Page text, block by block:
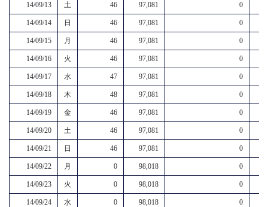
14/09/13 土 46 97,081 0
14/09/14 日 46 97,081 0
14/09/15 月 46 97,081 0
14/09/16 火 46 97,081 0
14/09/17 水 47 97,081 0
14/09/18 木 48 97,081 0
14/09/19 金 46 97,081 0
14/09/20 土 46 97,081 0
14/09/21 日 46 97,081 0
14/09/22 月 0 98,018 0
14/09/23 火 0 98,018 0
14/09/24 水 0 98,018 0